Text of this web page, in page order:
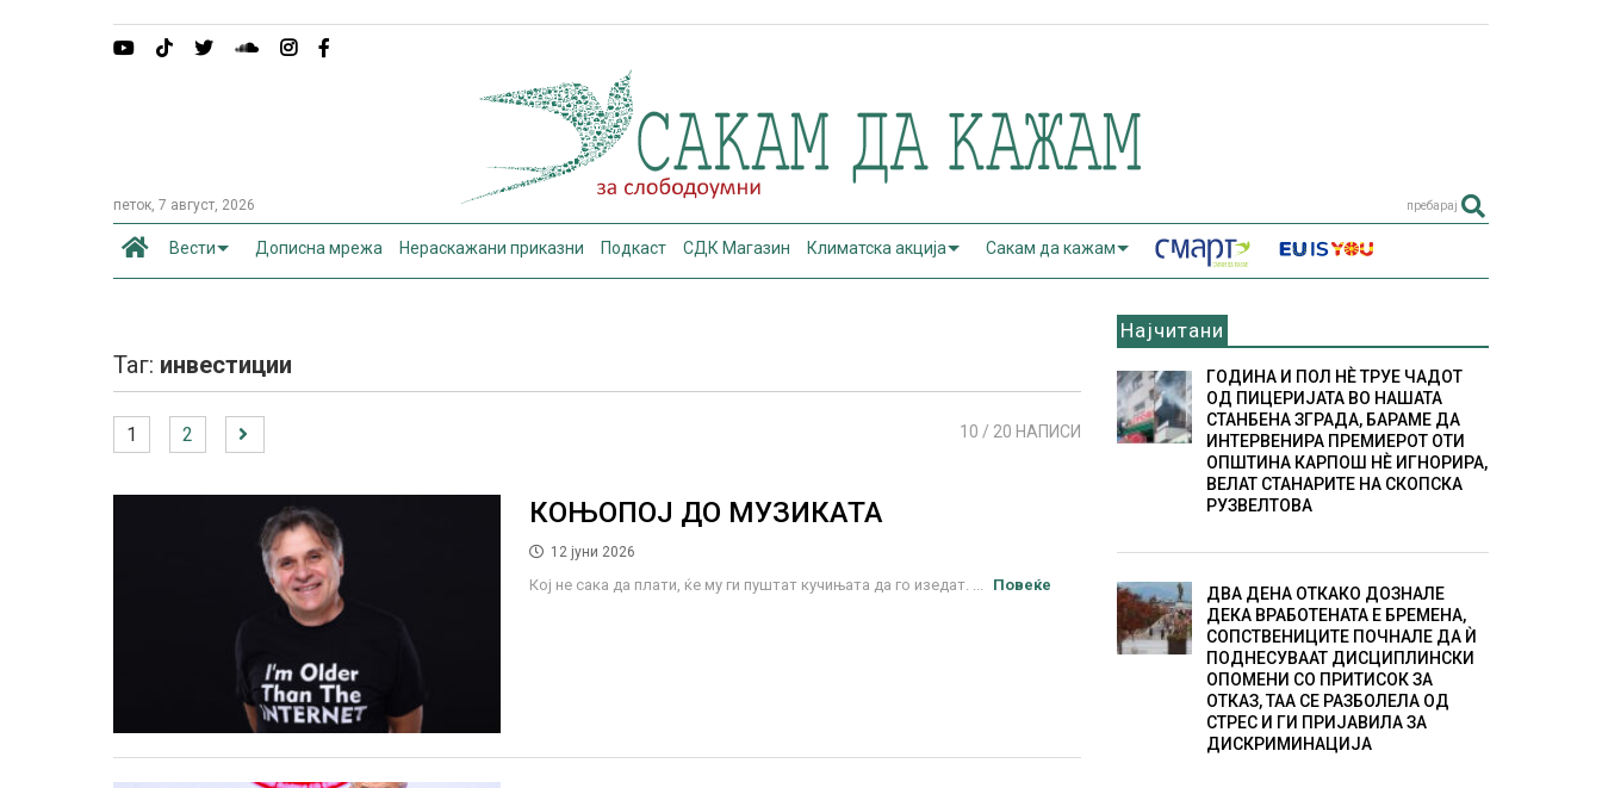
петок, 7 август, 2026 пребарај
Вести Дописна мрежа Нераскажани приказни Подкаст СДК Магазин Климатска акција Сакам да кажам
Таг: инвестиции
1 2 10 / 20 НАПИСИ
КОЊОПОЈ ДО МУЗИКАТА
12 јуни 2026
Кој не сака да плати, ќе му ги пуштат кучињата да го изедат. ... Повеќе
Најчитани
ГОДИНА И ПОЛ НÈ ТРУЕ ЧАДОТ
ОД ПИЦЕРИЈАТА ВО НАШАТА
СТАНБЕНА ЗГРАДА, БАРАМЕ ДА
ИНТЕРВЕНИРА ПРЕМИЕРОТ ОТИ
ОПШТИНА КАРПОШ НÈ ИГНОРИРА,
ВЕЛАТ СТАНАРИТЕ НА СКОПСКА
РУЗВЕЛТОВА
ДВА ДЕНА ОТКАКО ДОЗНАЛЕ
ДЕКА ВРАБОТЕНАТА Е БРЕМЕНА,
СОПСТВЕНИЦИТЕ ПОЧНАЛЕ ДА Ѝ
ПОДНЕСУВААТ ДИСЦИПЛИНСКИ
ОПОМЕНИ СО ПРИТИСОК ЗА
ОТКАЗ, ТАА СЕ РАЗБОЛЕЛА ОД
СТРЕС И ГИ ПРИЈАВИЛА ЗА
ДИСКРИМИНАЦИЈА